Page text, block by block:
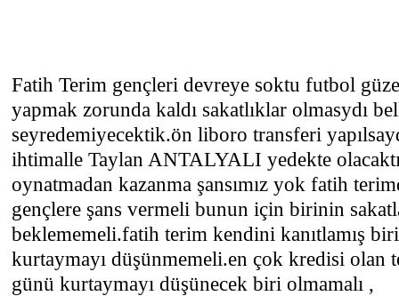
Fatih Terim gençleri devreye soktu futbol
yapmak zorunda kaldı sakatlıklar olmasydı
seyredemiyecektik.ön liboro transferi
ihtimalle Taylan ANTALYALI yedekte
oynatmadan kazanma şansımız yok fatih
gençlere şans vermeli bunun için birinin
beklememeli.fatih terim kendini kanıtlamış
kurtaymayı düşünmemeli.en çok kredisi olan
günü kurtaymayı düşünecek biri olmamalı ,